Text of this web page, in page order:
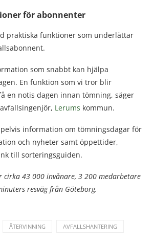
för abonnenter
praktiska funktioner som underlättar
som snabbt kan hjälpa
En funktion som vi tror blir
en notis dagen innan tömning, säger
Lerums kommun.
information om tömningsdagar för
och nyheter samt öppettider,
till sorteringsguiden.
cirka 43 000 invånare, 3 200 medarbetare
resväg från Göteborg.
ÅTERVINNING AVFALLSHANTERING